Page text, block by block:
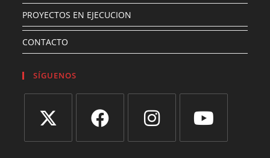
PROYECTOS EN EJECUCION
CONTACTO
SÍGUENOS